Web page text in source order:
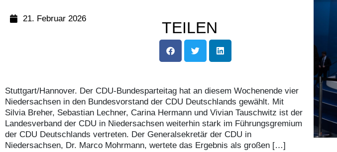
21. Februar 2026
TEILEN
Stuttgart/Hannover. Der CDU-Bundesparteitag hat an diesem Wochenende vier
Niedersachsen in den Bundesvorstand der CDU Deutschlands gewählt. Mit
Silvia Breher, Sebastian Lechner, Carina Hermann und Vivian Tauschwitz ist der
Landesverband der CDU in Niedersachsen weiterhin stark im Führungsgremium
der CDU Deutschlands vertreten. Der Generalsekretär der CDU in
Niedersachsen, Dr. Marco Mohrmann, wertete das Ergebnis als großen […]